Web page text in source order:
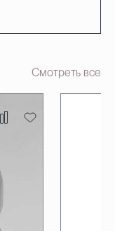
Смотреть все